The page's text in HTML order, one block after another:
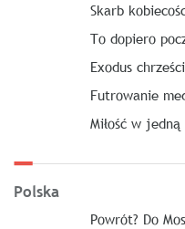
Skarb
To dopiero
Exodus
Futrowanie
Miłość w
Polska
Powrót? Do